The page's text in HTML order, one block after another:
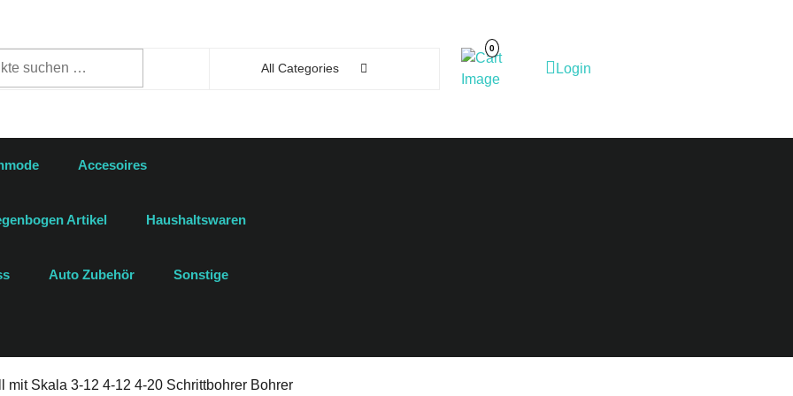
All Categories
0
Login
Accesoires
Artikel Haushaltswaren
Auto Zubehör Sonstige
mit Skala 3-12 4-12 4-20 Schrittbohrer Bohrer